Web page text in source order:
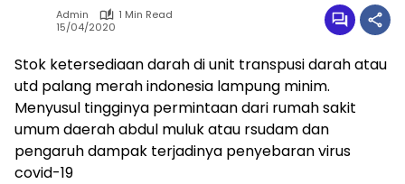
Admin
1 Min Read
15/04/2020
Stok ketersediaan darah di unit transpusi darah atau
utd palang merah indonesia lampung minim.
Menyusul tingginya permintaan dari rumah sakit
umum daerah abdul muluk atau rsudam dan
pengaruh dampak terjadinya penyebaran virus
covid-19